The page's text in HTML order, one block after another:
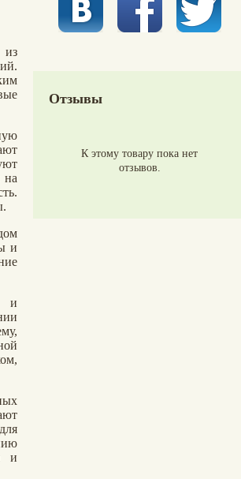
из
на
и
и
и
Отзывы
К этому товару пока нет
отзывов.